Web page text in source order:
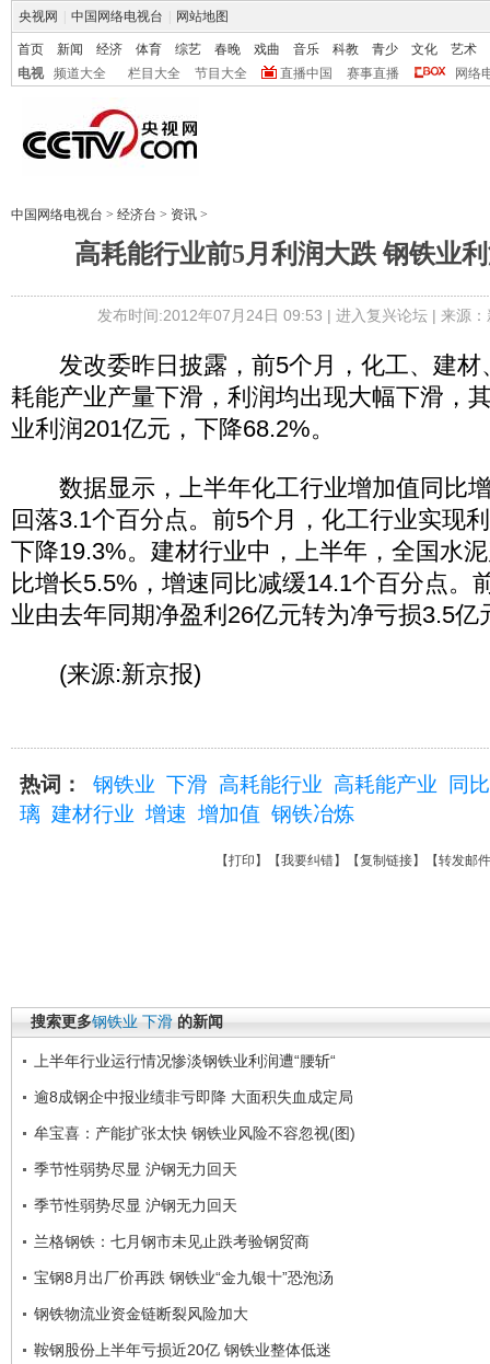
央视网 中国网络电视台 网站地图
首页 新闻 经济 体育 综艺 春晚 戏曲 音乐 科教 青少 文化
艺术
电视
频道大全 栏目大全 节目大全 直播中国 赛事直播 网络
中国网络电视台 > 经济台 > 资讯 >
高耗能行业前5月利润大跌 钢铁业
发布时间:2012年07月24日 09:53 | 进入复兴论坛| 来源
发改委昨日披露，前5个月，化工、建材
耗能产业产量下滑，利润均出现大幅下滑，
业利润201亿元，下降68.2%。
数据显示，上半年化工行业增加值同比
回落3.1个百分点。前5个月，化工行业实现
下降19.3%。建材行业中，上半年，全国水
比增长5.5%，增速同比减缓14.1个百分点。
业由去年同期净盈利26亿元转为净亏损3.5亿
(来源:新京报)
热词： 钢铁业 下滑 高耗能行业 高耗能产业
同
璃 建材行业 增速 增加值 钢铁冶炼
【打印 】【我要纠错】【复制链接】【转发邮件
搜索更多钢铁业 下滑 的新闻
上半年行业运行情况惨淡钢铁业利润遭“腰斩“
逾8成钢企中报业绩非亏即降 大面积失血成定局
牟宝喜：产能扩张太快 钢铁业风险不容忽视(图)
季节性弱势尽显 沪钢无力回天
季节性弱势尽显 沪钢无力回天
兰格钢铁：七月钢市未见止跌考验钢贸商
宝钢8月出厂价再跌 钢铁业“金九银十”恐泡汤
钢铁物流业资金链断裂风险加大
鞍钢股份上半年亏损近20亿 钢铁业整体低迷